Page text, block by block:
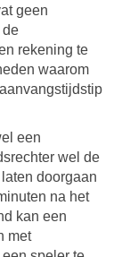
geen
de
rekening te
waarom
een
wel de
doorgaan
na het
kan een
met